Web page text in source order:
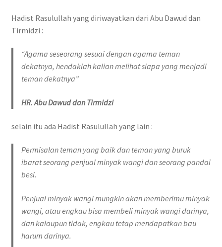
Hadist Rasulullah yang diriwayatkan dari Abu Dawud dan
Tirmidzi :
“Agama seseorang sesuai dengan agama teman
dekatnya, hendaklah kalian melihat siapa yang menjadi
teman dekatnya”
HR. Abu Dawud dan Tirmidzi
selain itu ada Hadist Rasulullah yang lain :
Permisalan teman yang baik dan teman yang buruk
ibarat seorang penjual minyak wangi dan seorang pandai
besi.
Penjual minyak wangi mungkin akan memberimu minyak
wangi, atau engkau bisa membeli minyak wangi darinya,
dan kalaupun tidak, engkau tetap mendapatkan bau
harum darinya.